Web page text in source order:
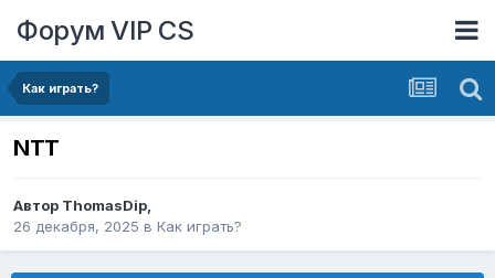
Форум VIP CS
Как играть?
NTT
Автор ThomasDip,
26 декабря, 2025 в Как играть?